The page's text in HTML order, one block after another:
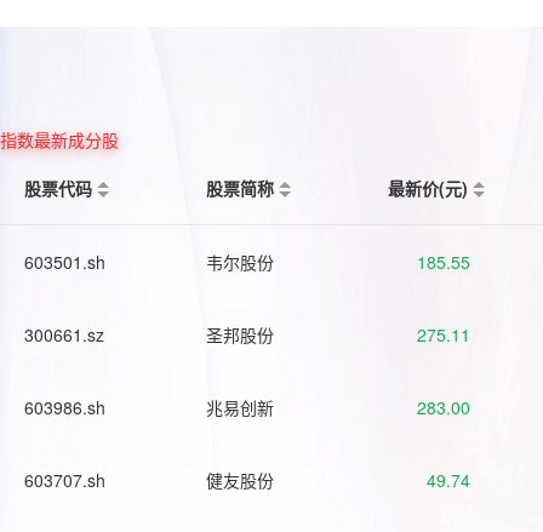
指数最新成分股
股票代码
股票简称 最新价(元)
603501.sh 韦尔股份 185.55
300661.sz 圣邦股份 275.11
603986.sh 兆易创新 283.00
603707.sh 健友股份 49.74